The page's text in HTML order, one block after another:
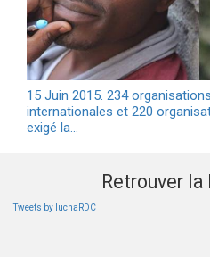
15 Juin 2015. 234
internationales et 220
exigé la…
Retrouver la
Tweets by luchaRDC